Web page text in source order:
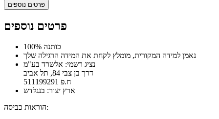
פרטים נוספים
פרטים נוספים
100% כותנה
נאמן למידה המקורית, מומלץ לקחת את המידה הרגילה שלך
נציג רשמי: אלשרד בע"מ
דרך בן צבי 84, תל אביב
ח.פ 511199291
ארץ יצור: בנגלדש
הוראות כביסה: